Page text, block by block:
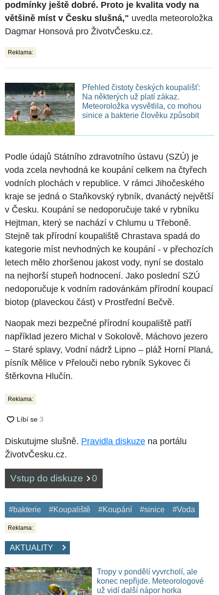
podmínky ještě dobré. Proto je kvalita vody na
většině míst v Česku slušná," uvedla meteoroložka
Dagmar Honsová pro ŽivotvČesku.cz.
Reklama:
Přehled čistoty českých koupališť:
Na některých už platí zákaz.
Meteoroložka vysvětlila, co mohou
sinice a bakterie člověku způsobit
Podle údajů Státního zdravotního ústavu (SZÚ) je
voda zcela nevhodná ke koupání celkem na čtyřech
vodních plochách v republice. V rámci Jihočeského
kraje se jedná o Staňkovský rybník, dvanáctý největší
v Česku. Koupání se nedoporučuje také v rybníku
Hejtman, který se nachází v Chlumu u Třeboně.
Stejně tak přírodní koupaliště Chrastava spadá do
kategorie míst nevhodných ke koupání - v přechozích
letech mělo zhoršenou jakost vody, nyní se dostalo
na nejhorší stupeň hodnocení. Jako poslední SZÚ
nedoporučuje k vodním radovánkám přírodní koupací
biotop (plaveckou část) v Prostřední Bečvě.
Naopak mezi bezpečné přírodní koupaliště patří
například jezero Michal v Sokolově, Máchovo jezero
– Staré splavy, Vodní nádrž Lipno – pláž Horní Planá,
písník Mělice v Přelouči nebo rybník Sykovec či
štěrkovna Hlučín.
Reklama:
Diskutujme slušně. Pravidla diskuze na portálu
ŽivotvČesku.cz.
Vstup do diskuze 0
#bakterie #Koupaliště #Koupání #sinice #Voda
Reklama:
AKTUALITY
Tropy v pondělí vyvrcholí, ale
konec nepřijde. Meteorologové
už vidí další nápor horka